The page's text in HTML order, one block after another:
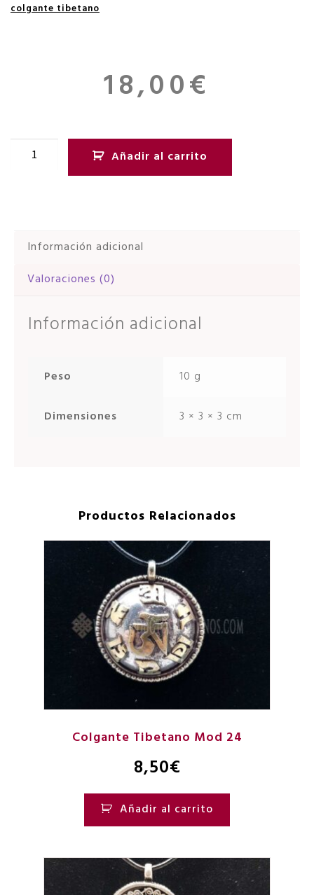
colgante tibetano
18,00€
Añadir al carrito
Información adicional
Valoraciones (0)
Información adicional
Peso 10 g
Dimensiones 3 × 3 × 3 cm
Productos Relacionados
Colgante Tibetano Mod 24
8,50€
Añadir al carrito